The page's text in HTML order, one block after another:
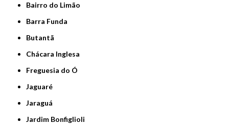
Bairro do Limão
Barra Funda
Butantã
Chácara Inglesa
Freguesia do Ó
Jaguaré
Jaraguá
Jardim Bonfiglioli